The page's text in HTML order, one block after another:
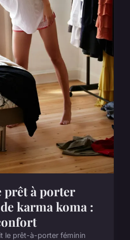
prêt à porter
karma koma :
le prêt-à-porter féminin